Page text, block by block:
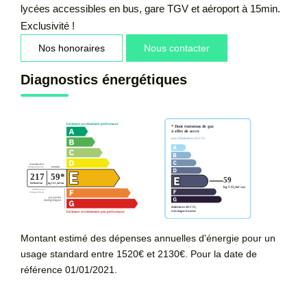
lycées accessibles en bus, gare TGV et aéroport à 15min.
Exclusivité !
Nos honoraires Nous contacter
Diagnostics énergétiques
Montant estimé des dépenses annuelles d'énergie pour un
usage standard entre 1520€ et 2130€. Pour la date de
référence 01/01/2021.